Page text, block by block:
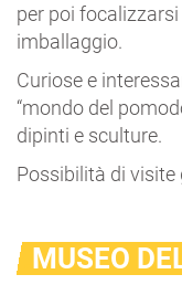
per poi
imballaggio.
Curiose e
“mondo del
dipinti e sculture.
Possibilità di
MUSEO